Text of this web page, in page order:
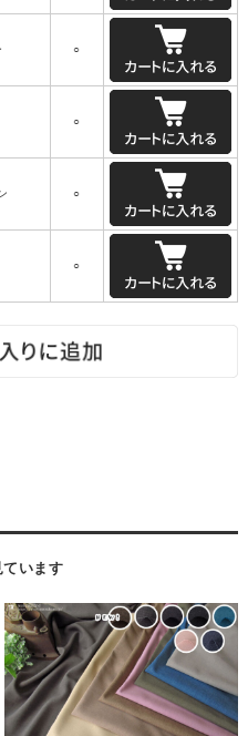
○
○
○
○
います